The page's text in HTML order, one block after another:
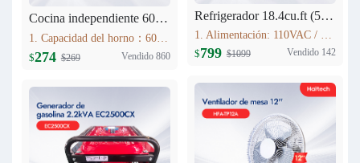
Cocina independiente 60L KGG5201-D1
1. Capacidad del horno：60L 2. Acero Inoxidable 3. Lámpara de horno 4. Estufa de gas con 4 quemadores Estufas sin FFD : 2 * 1.75kWSemi-quemador rápido; 1 * 10kW quemador auxiliar; 1 * 3.0kW quemador rápido; 5. Soportes de sartén esmaltados
$274 $269 Vendido 860
Refrigerador 18.4cu.ft (521L) Inverter HRF-AM69
1. Alimentación: 110VAC / 60Hz 2. Sistema Libre de Escarcha (No Frost) 3. Tecnología inverter 4. Refrigerante Ecológico (R600a) 5. Flujo de Aire Tridimensional Indirecto (360°) con Temperatura Estable 6. Luz LED Interior de Bajo Consumo
$799 $1099 Vendido 142